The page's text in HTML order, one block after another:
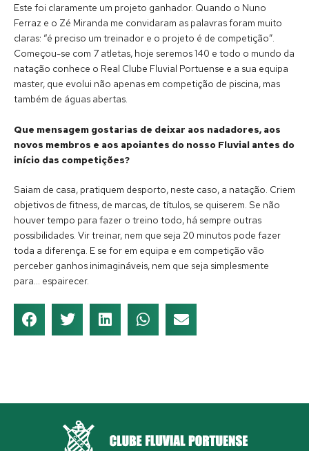
Este foi claramente um projeto ganhador. Quando o Nuno
Ferraz e o Zé Miranda me convidaram as palavras foram muito
claras: “é preciso um treinador e o projeto é de competição”.
Começou-se com 7 atletas, hoje seremos 140 e todo o mundo da
natação conhece o Real Clube Fluvial Portuense e a sua equipa
master, que evolui não apenas em competição de piscina, mas
também de águas abertas.
Que mensagem gostarias de deixar aos nadadores, aos
novos membros e aos apoiantes do nosso Fluvial antes do
início das competições?
Saiam de casa, pratiquem desporto, neste caso, a natação. Criem
objetivos de fitness, de marcas, de títulos, se quiserem. Se não
houver tempo para fazer o treino todo, há sempre outras
possibilidades. Vir treinar, nem que seja 20 minutos pode fazer
toda a diferença. E se for em equipa e em competição vão
perceber ganhos inimagináveis, nem que seja simplesmente
para… espairecer.